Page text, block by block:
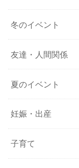
冬のイベント
友達・人間関係
夏のイベント
妊娠・出産
子育て